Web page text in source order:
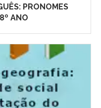
PRONOMES
ANO